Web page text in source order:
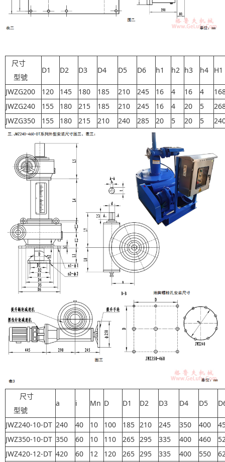
尺寸
型號
D1 D2 D3 D4 D5 D6 h1 h2 h3 h4 H1
JWZG200 120 145 180 185 210 245 16 4 16 4
JWZG240
155 180 215 185 210 245 16 4 20 5
JWZG350
155 180 215 210 240 285 20 5 20 5
尺寸
型號
a i Mn D D1 D2 D3 D4 D5
JWZ240-10-DT 240 40 10 100 185 210 245 350 400
JWZ350-10-DT 350 60 10 110 265 295 335 400 460
JWZ420-12-DT 420 60 12 120 265 295 335 400 550